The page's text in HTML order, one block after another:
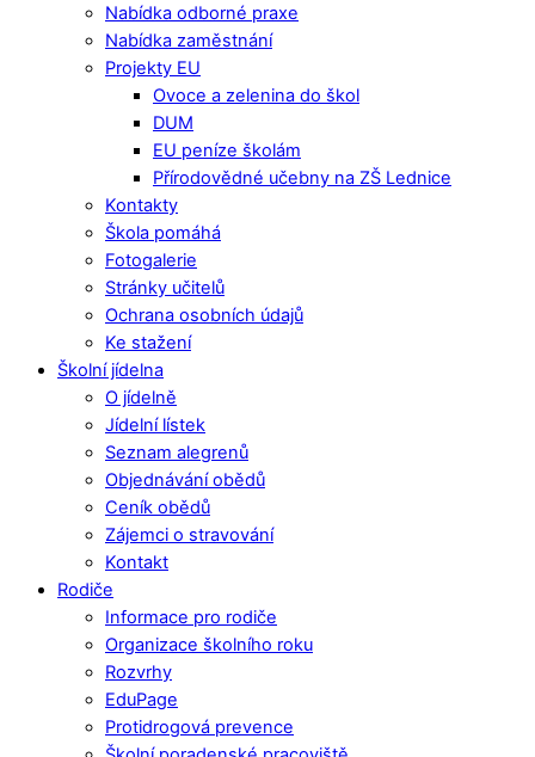
Nabídka odborné praxe
Nabídka zaměstnání
Projekty EU
Ovoce a zelenina do škol
DUM
EU peníze školám
Přírodovědné učebny na ZŠ Lednice
Kontakty
Škola pomáhá
Fotogalerie
Stránky učitelů
Ochrana osobních údajů
Ke stažení
Školní jídelna
O jídelně
Jídelní lístek
Seznam alegrenů
Objednávání obědů
Ceník obědů
Zájemci o stravování
Kontakt
Rodiče
Informace pro rodiče
Organizace školního roku
Rozvrhy
EduPage
Protidrogová prevence